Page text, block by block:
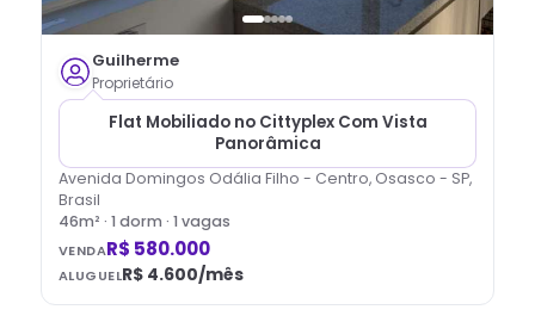
Guilherme
Proprietário
Flat Mobiliado no Cittyplex Com Vista
Panorâmica
Avenida Domingos Odália Filho - Centro, Osasco - SP,
Brasil
46m² · 1 dorm · 1 vagas
VENDAR$ 580.000
ALUGUELR$ 4.600/mês